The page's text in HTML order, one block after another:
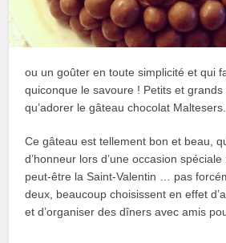
ou un goûter en toute simplicité et qui
quiconque le savoure ! Petits et
qu’adorer le gâteau chocolat Maltesers.
Ce gâteau est tellement bon et beau,
d’honneur lors d’une occasion
peut-être la Saint-Valentin … pas
deux, beaucoup choisissent en effet
et d’organiser des dîners avec amis